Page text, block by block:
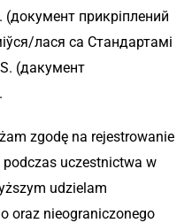
(документ прикріплений
лася са Стандартамі
(дакумент
zgodę na rejestrowanie
uczestnictwa w
udzielam
oraz nieograniczonego